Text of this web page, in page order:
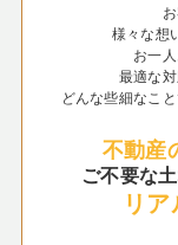
様々な想
お一
最適な
どんな些細なこ
不動産
ご不要な
リ